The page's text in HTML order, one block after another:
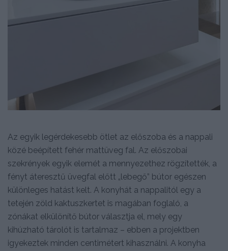
Az egyik legérdekesebb ötlet az előszoba és a nappali
közé beépített fehér mattüveg fal. Az előszobai
szekrények egyik elemét a mennyezethez rögzítették, a
fényt áteresztű üvegfal előtt „lebegő” bútor egészen
különleges hatást kelt. A konyhát a nappalitól egy a
tetején zöld kaktuszkertet is magában foglaló, a
zónákat elkülönítő bútor választja el, mely egy
kihúzható tárolót is tartalmaz – ebben a projektben
igyekeztek minden centimétert kihasználni. A konyha